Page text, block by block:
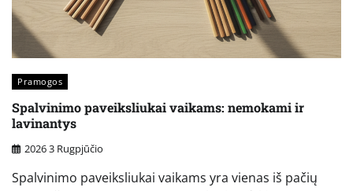
Pramogos
Spalvinimo paveiksliukai vaikams: nemokami ir
lavinantys
2026 3 Rugpjūčio
Spalvinimo paveiksliukai vaikams yra vienas iš pačių